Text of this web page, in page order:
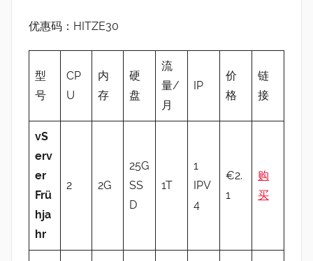
优惠码：HITZE30
型
号
CP
U
内
存
硬
盘
流
量/
月
IP
价
格
链
接
vS
erv
er
Frü
hja
hr
2 2G
25G
SS
D
1T
1
IPV
4
€2.
1
购
买